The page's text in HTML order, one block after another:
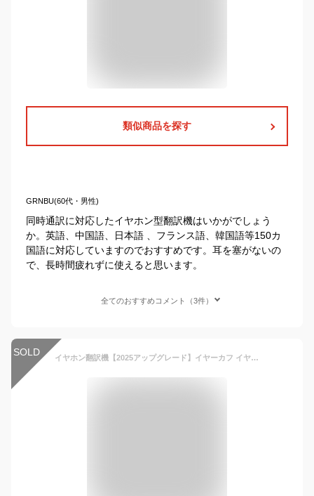
類似商品を探す
GRNBU(60代・男性)
同時通訳に対応したイヤホン型翻訳機はいかがでしょう
か。英語、中国語、日本語 、フランス語、韓国語等150カ
国語に対応していますのでおすすめです。耳を塞がないの
で、長時間疲れずに使えると思います。
全てのおすすめコメント（3件）
SOLD イヤホン翻訳機【2025アップグレード】イヤーカフ イヤホン Bluetooth5.3 双方向同時通訳 高精度 通訳機 軽量 Hi-Fi音質 ワイヤレスイヤホン 耳挟み 140言語対応 音声翻訳機 オンライン版 数字LED